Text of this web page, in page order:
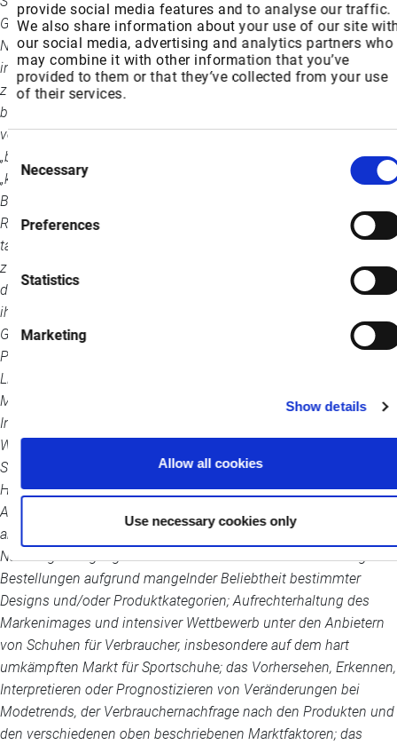
provide social media features and to analyse our traffic.
We also share information about your use of our site
our social media, advertising and analytics partners who
may combine it with other information that you’ve
provided to them or that they’ve collected from your use
of their services.
Consent
Selection
Necessary
Preferences
Statistics
Marketing
Show details
Allow all cookies
Use necessary cookies only
Gewinns, die Entwicklung neuer Produkte, die künftige
Nachfrage nach seinen Produkten, die geplante nationale und
internationale Expansion, die Eröffnung neuer Geschäfte und
zusätzliche Ausgaben sowie Werbe- und Marketinginitiativen
betreffen. Zukunftsgerichtete Aussagen sind an der Verwendung
von Begriffen wie „glauben“, „antizipieren“, „erwarten“, „schätzen“,
„beabsichtigen“, „planen“, „projizieren“, „werden“, „könnten“,
„können“ oder Abwandlungen solcher Begriffe mit ähnlicher
Bedeutung zu erkennen. Alle diese Aussagen unterliegen
Risiken und Unsicherheiten, die dazu führen können, dass die
tatsächlichen Ergebnisse erheblich von den in den
zukunftsgerichteten Aussagen prognostizierten abweichen. Zu
den Faktoren, die solche Unterschiede verursachen oder zu
ihnen beitragen könnten, gehören die Unterbrechung des
Geschäfts und der Betriebsabläufe aufgrund der COVID-19-
Pandemie, Verzögerungen oder Unterbrechungen in unserer
Lieferkette, internationale wirtschaftliche, politische und
Marktbedingungen, einschließlich der Auswirkungen von
Inflation, Zölle und Wechselkursschwankungen auf der ganzen
Welt, die schwierigen Einzelhandelsmärkte in den Vereinigten
Staaten und die Auswirkungen von Kriegen, kriegerischen
Handlungen und anderen Konflikten auf der ganzen Welt, die
Aufrechterhaltung, Verwaltung und Vorhersage von Kosten und
angemessenen Lagerbeständen, der Verlust wichtiger Kunden;
Nachfragerückgang bei den Einzelhändlern und Stornierung von
Bestellungen aufgrund mangelnder Beliebtheit bestimmter
Designs und/oder Produktkategorien; Aufrechterhaltung des
Markenimages und intensiver Wettbewerb unter den Anbietern
von Schuhen für Verbraucher, insbesondere auf dem hart
umkämpften Markt für Sportschuhe; das Vorhersehen, Erkennen,
Interpretieren oder Prognostizieren von Veränderungen bei
Modetrends, der Verbrauchernachfrage nach den Produkten und
den verschiedenen oben beschriebenen Marktfaktoren; das